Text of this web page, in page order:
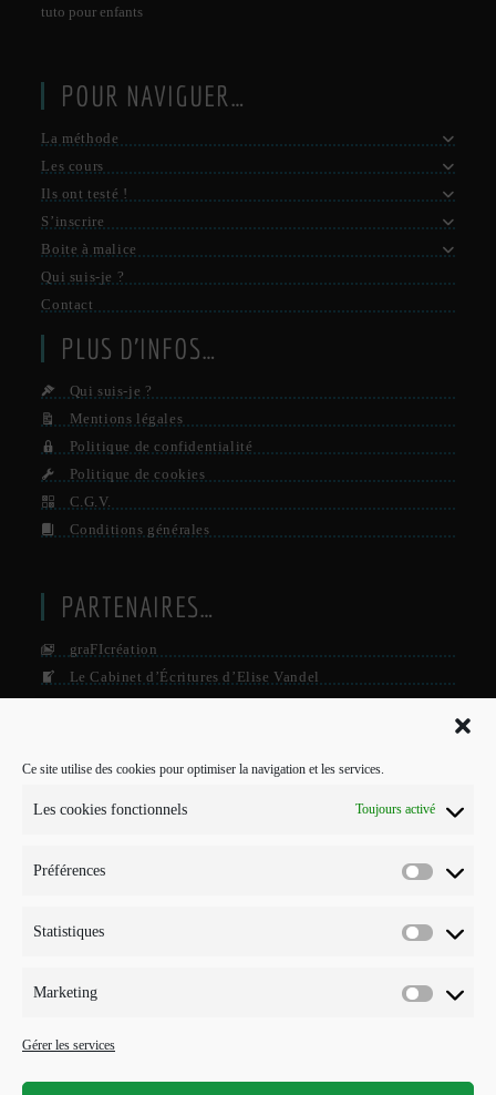
Ce site utilise des cookies pour optimiser la navigation et les services.
Les cookies fonctionnels Toujours activé
Préférences
Statistiques
Marketing
Gérer les services
tuto pour enfants
POUR NAVIGUER…
La méthode
Les cours
Ils ont testé !
S’inscrire
Boite à malice
Qui suis-je ?
Contact
PLUS D’INFOS…
Qui suis-je ?
Mentions légales
Politique de confidentialité
Politique de cookies
C.G.V.
Conditions générales
PARTENAIRES…
graFIcréation
Le Cabinet d’Écritures d’Elise Vandel
POUR ME CONTACTER…
Mobile :
E-mail :
LETTRE D’INFORMATION